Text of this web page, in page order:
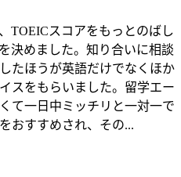
TOEICスコアをもっとのばし
決めました。知り合いに相談
たほうが英語だけでなくほか
スをもらいました。留学エー
て一日中ミッチリと一対一で
おすすめされ、その...